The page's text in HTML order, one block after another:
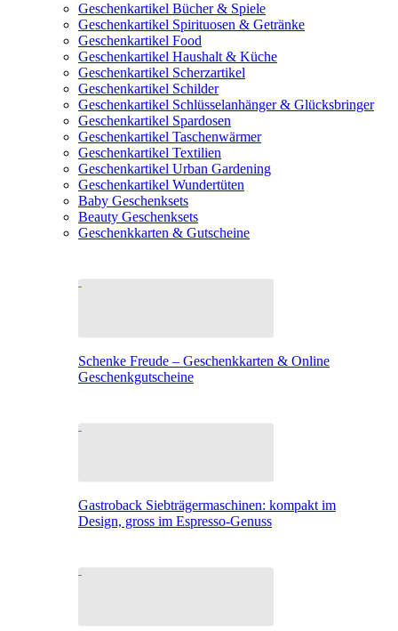
Geschenkartikel Bücher & Spiele
Geschenkartikel Spirituosen & Getränke
Geschenkartikel Food
Geschenkartikel Haushalt & Küche
Geschenkartikel Scherzartikel
Geschenkartikel Schilder
Geschenkartikel Schlüsselanhänger & Glücksbringer
Geschenkartikel Spardosen
Geschenkartikel Taschenwärmer
Geschenkartikel Textilien
Geschenkartikel Urban Gardening
Geschenkartikel Wundertüten
Baby Geschenksets
Beauty Geschenksets
Geschenkkarten & Gutscheine
Schenke Freude – Geschenkkarten & Online
Geschenkgutscheine
Gastroback Siebträgermaschinen: kompakt im
Design, gross im Espresso-Genuss